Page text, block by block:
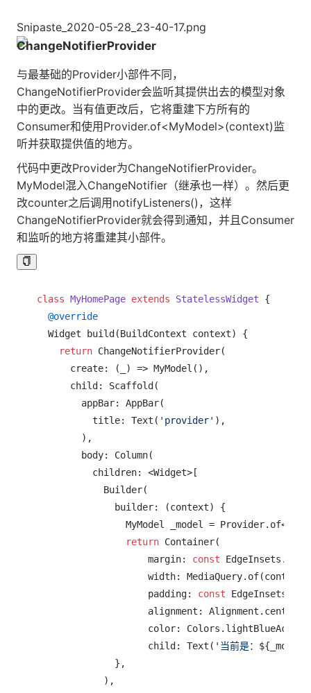
Snipaste_2020-05-28_23-40-17.png
ChangeNotifierProvider
与最基础的Provider小部件不同，
ChangeNotifierProvider会监听其提供出去的模型对象
中的更改。当有值更改后，它将重建下方所有的
Consumer和使用Provider.of<MyModel>(context)监
听并获取提供值的地方。
代码中更改Provider为ChangeNotifierProvider。
MyModel混入ChangeNotifier（继承也一样）。然后更
改counter之后调用notifyListeners()，这样
ChangeNotifierProvider就会得到通知，并且Consumer
和监听的地方将重建其小部件。
class MyHomePage extends StatelessWidget
{
@override
  Widget build(BuildContext context) {
return ChangeNotifierProvider(
      create: (_) => MyModel(),
      child: Scaffold(
        appBar: AppBar(
          title: Text(
'provider' ),
        ),
        body: Column(
          children: <Widget>[
            Builder(
              builder: (context) {
MyModel _model =
return Container(
                    margin:
const
width:
                    padding:
const
                    alignment: Alignment.center,
color:
                    child: Text(
'当前是：
              },
            ),